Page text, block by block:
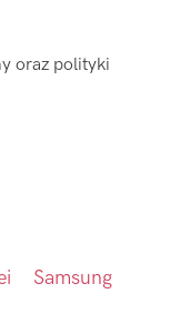
oraz polityki
Samsung